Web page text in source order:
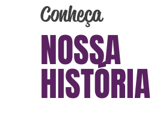
Conheça
NOSSA
HISTÓRIA